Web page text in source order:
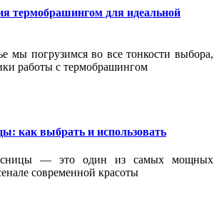
термобрашингом для идеальной
мы погрузимся во все тонкости выбора,
работы с термобрашингом
как выбрать и использовать
— это один из самых мощных
современной красоты